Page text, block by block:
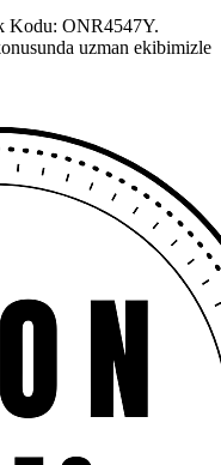
ONR4547Y.
uzman ekibimizle